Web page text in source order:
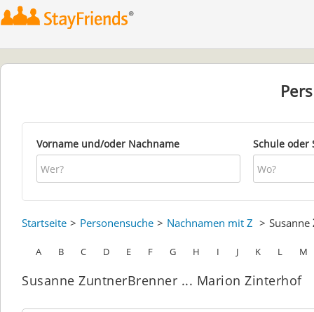
Vorname und/oder Nachname Schule oder
Startseite Personensuche Nachnamen mit Z Susanne
A B C D E F G H I J K L M
Susanne ZuntnerBrenner ... Marion Zinterhof